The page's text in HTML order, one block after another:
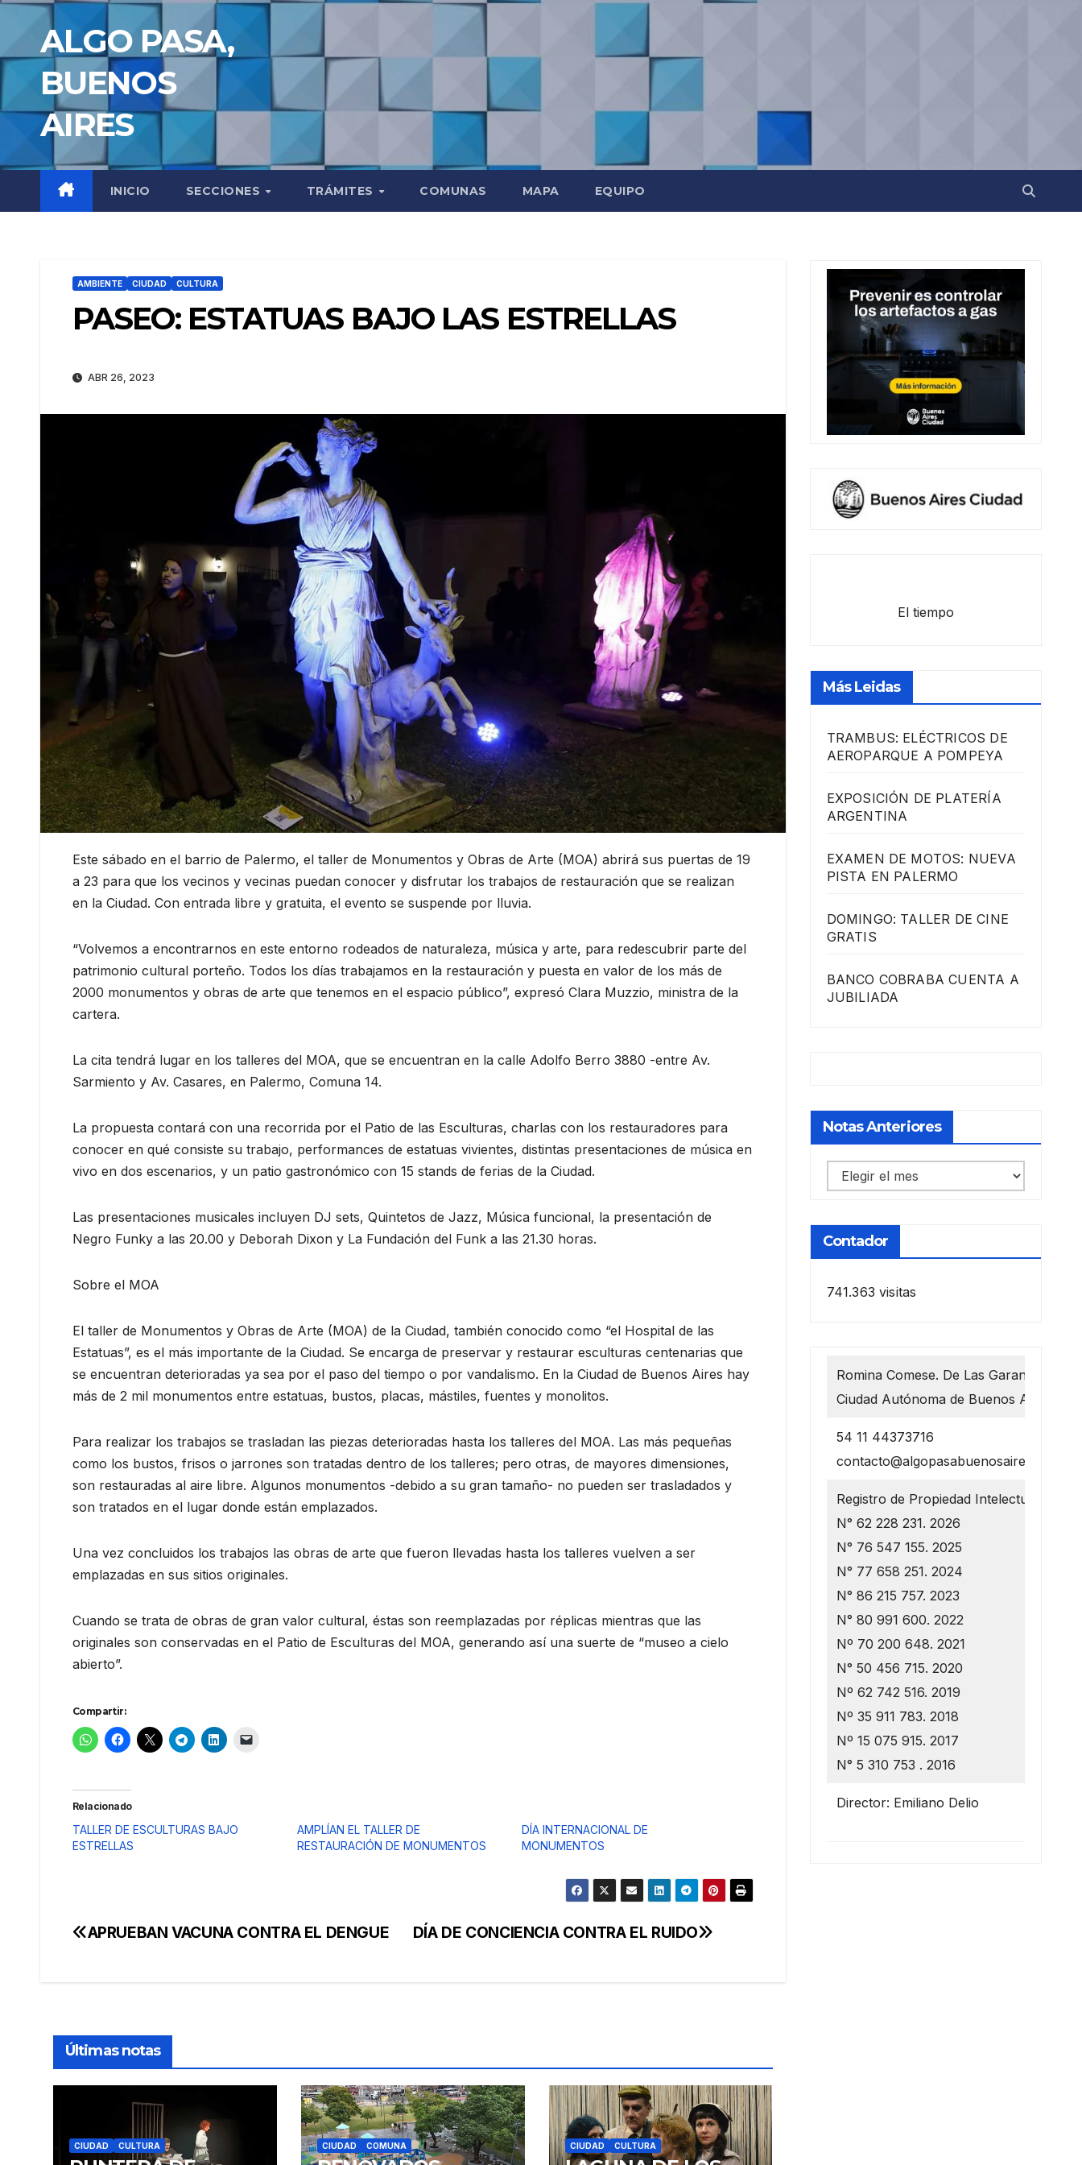
Saltar
contenidoALGO PASA,
BUENOS
AIRES
INICIO SECCIONES TRÁMITES COMUNAS MAPA EQUIPO
AMBIENTE CIUDAD CULTURA
PASEO: ESTATUAS BAJO LAS ESTRELLAS
ABR 26, 2023
Este sábado en el barrio de Palermo, el taller de Monumentos y Obras de Arte (MOA) abrirá sus puertas de 19
a 23 para que los vecinos y vecinas puedan conocer y disfrutar los trabajos de restauración que se realizan
en la Ciudad. Con entrada libre y gratuita, el evento se suspende por lluvia.
“Volvemos a encontrarnos en este entorno rodeados de naturaleza, música y arte, para redescubrir parte del
patrimonio cultural porteño. Todos los días trabajamos en la restauración y puesta en valor de los más de
2000 monumentos y obras de arte que tenemos en el espacio público”, expresó Clara Muzzio, ministra de la
cartera.
La cita tendrá lugar en los talleres del MOA, que se encuentran en la calle Adolfo Berro 3880 -entre Av.
Sarmiento y Av. Casares, en Palermo, Comuna 14.
La propuesta contará con una recorrida por el Patio de las Esculturas, charlas con los restauradores para
conocer en qué consiste su trabajo, performances de estatuas vivientes, distintas presentaciones de música en
vivo en dos escenarios, y un patio gastronómico con 15 stands de ferias de la Ciudad.
Las presentaciones musicales incluyen DJ sets, Quintetos de Jazz, Música funcional, la presentación de
Negro Funky a las 20.00 y Deborah Dixon y La Fundación del Funk a las 21.30 horas.
Sobre el MOA
El taller de Monumentos y Obras de Arte (MOA) de la Ciudad, también conocido como “el Hospital de las
Estatuas”, es el más importante de la Ciudad. Se encarga de preservar y restaurar esculturas centenarias que
se encuentran deterioradas ya sea por el paso del tiempo o por vandalismo. En la Ciudad de Buenos Aires hay
más de 2 mil monumentos entre estatuas, bustos, placas, mástiles, fuentes y monolitos.
Para realizar los trabajos se trasladan las piezas deterioradas hasta los talleres del MOA. Las más pequeñas
como los bustos, frisos o jarrones son tratadas dentro de los talleres; pero otras, de mayores dimensiones,
son restauradas al aire libre. Algunos monumentos -debido a su gran tamaño- no pueden ser trasladados y
son tratados en el lugar donde están emplazados.
Una vez concluidos los trabajos las obras de arte que fueron llevadas hasta los talleres vuelven a ser
emplazadas en sus sitios originales.
Cuando se trata de obras de gran valor cultural, éstas son reemplazadas por réplicas mientras que las
originales son conservadas en el Patio de Esculturas del MOA, generando así una suerte de “museo a cielo
abierto”.
Compartir:
Relacionado
TALLER DE ESCULTURAS BAJO
ESTRELLAS
AMPLÍAN EL TALLER DE
RESTAURACIÓN DE MONUMENTOS
DÍA INTERNACIONAL DE
MONUMENTOS
Navegación
DÍA DE CONCIENCIA CONTRA EL RUIDO
APRUEBAN VACUNA CONTRA EL DENGUE
Últimas notas
CIUDAD CULTURA CIUDAD COMUNA CIUDAD CULTURA
El tiempo
Más Leidas
TRAMBUS: ELÉCTRICOS DE
AEROPARQUE A POMPEYA
EXPOSICIÓN DE PLATERÍA
ARGENTINA
EXAMEN DE MOTOS: NUEVA
PISTA EN PALERMO
DOMINGO: TALLER DE CINE
GRATIS
BANCO COBRABA CUENTA A
JUBILIADA
Notas Anteriores
Notas
anteriores
Contador
741.363 visitas
Romina Comese. De Las Garantías 1218
Ciudad Autónoma de Buenos Aires
54 11 44373716
contacto@algopasabuenosaires.com.ar
Registro de Propiedad Intelectual
N° 62 228 231. 2026
N° 76 547 155. 2025
N° 77 658 251. 2024
N° 86 215 757. 2023
N° 80 991 600. 2022
Nº 70 200 648. 2021
N° 50 456 715. 2020
Nº 62 742 516. 2019
Nº 35 911 783. 2018
Nº 15 075 915. 2017
N° 5 310 753 . 2016
Director: Emiliano Delio